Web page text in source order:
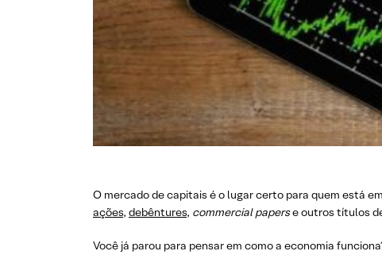
O mercado de capitais é o lugar certo para quem está
ações, debêntures, commercial paperse outros títulos
Você já parou para pensar em como a economia